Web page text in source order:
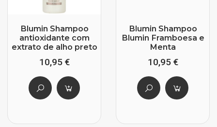
Blumin Shampoo
antioxidante com
extrato de alho preto
10,95 €
Blumin Shampoo
Blumin Framboesa e
Menta
10,95 €